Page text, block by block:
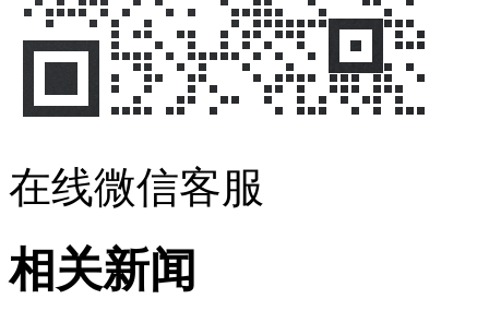
在线微信客服
相关新闻